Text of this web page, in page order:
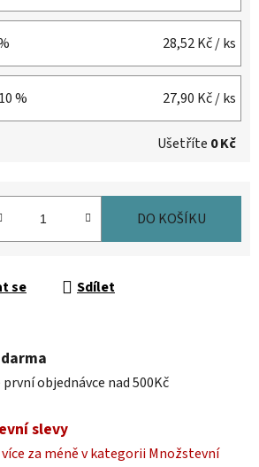
28,52 Kč/ ks
% 27,90 Kč/ ks
Ušetříte 0 Kč
DO KOŠÍKU
se Sdílet
první objednávce nad 500Kč
slevy
za méně v kategorii Množstevní